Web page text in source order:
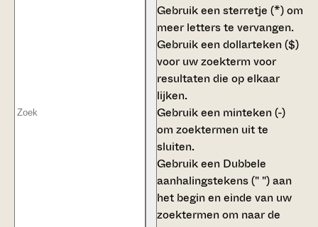
Gebruik eensterretje (*)om
meer letters te vervangen.
Gebruik eendollarteken ($)
voor uw zoekterm voor
resultaten die op elkaar
lijken.
Gebruik een minteken (-)
om zoektermen uit te
sluiten.
Gebruik een Dubbele
aanhalingstekens (" ")aan
het begin en einde van uw
zoektermen om naar de